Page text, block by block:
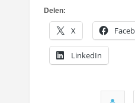
Delen:
X
LinkedIn